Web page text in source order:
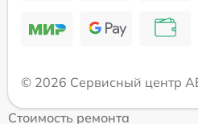
© 2026 Сервисный центр
Стоимость ремонта